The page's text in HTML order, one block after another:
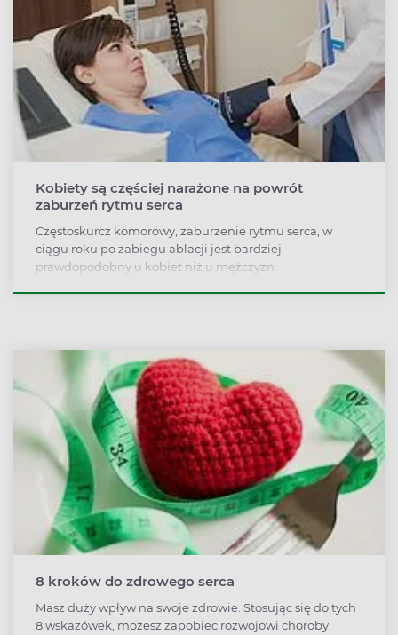
Kobiety są częściej narażone na powrót
zaburzeń rytmu serca
Częstoskurcz komorowy, zaburzenie rytmu serca, w
ciągu roku po zabiegu ablacji jest bardziej
prawdopodobny u kobiet niż u mężczyzn.
8 kroków do zdrowego serca
Masz duży wpływ na swoje zdrowie. Stosując się do tych
8 wskazówek, możesz zapobiec rozwojowi choroby